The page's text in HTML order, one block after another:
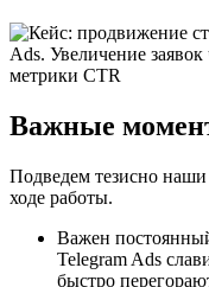
Важные
Подведем тезисно
ходе работы.
Важен
Telegram Ads
быстро